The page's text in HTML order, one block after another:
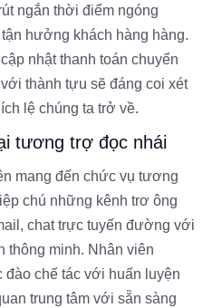
ngắn thời điểm ngóng
hưởng khách hàng hàng.
nhật thanh toán chuyển
thành tựu sẽ đáng coi xét
lệ chúng ta trở về.
tương trợ đọc nhái
mang đến chức vụ tương
chú những kênh trơ ông
chat trực tuyến đường với
thông minh. Nhân viên
chế tác với huấn luyện
trung tâm với sẵn sàng